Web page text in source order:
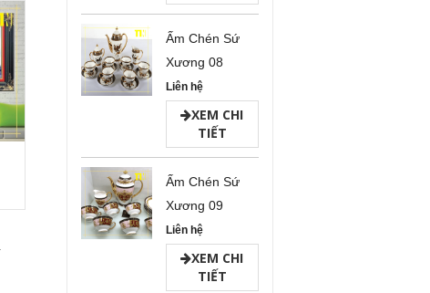
Ấm Chén Sứ
Xương 08
Liên hệ
XEM CHI
TIẾT
Ấm Chén Sứ
Xương 09
Liên hệ
XEM CHI
TIẾT